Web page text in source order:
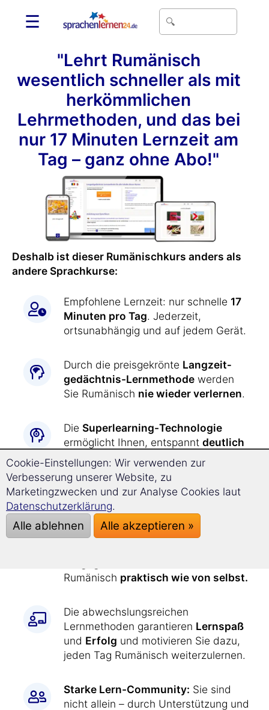
☰
"Lehrt Rumänisch
wesentlich schneller als mit
herkömmlichen
Lehrmethoden, und das bei
nur 17 Minuten Lernzeit am
Tag – ganz ohne Abo!"
Deshalb ist dieser Rumänischkurs anders als
andere Sprachkurse:
Empfohlene Lernzeit: nur schnelle 17
Minuten pro Tag. Jederzeit,
ortsunabhängig und auf jedem Gerät.
Durch die preisgekrönte Langzeit­
gedächtnis-Lernmethode werden
Sie Rumänisch nie wieder verlernen.
Die Superlearning-Technologie
ermöglicht Ihnen, entspannt deutlich
schneller
und mit besserer
Konzentration voranzukommen.
Rumänisch lernen war
einfach wie jetzt:
Alle Übungen werden Ihnen durch
Rumänisch praktisch wie von selbst.
Die abwechslungsreichen
Lernmethoden garantieren Lernspaß
und Erfolg und motivieren Sie dazu,
jeden Tag Rumänisch weiterzulernen.
Starke Lern-Community: Sie sind
nicht allein – durch Unterstützung und
Cookie-Einstellungen: Wir verwenden zur
Verbesserung unserer Website, zu
Marketingzwecken und zur Analyse Cookies laut
Datenschutzerklärung.
Alle ablehnen Alle akzeptieren »